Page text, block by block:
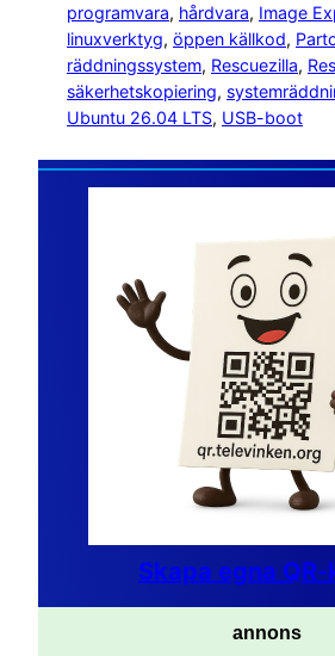
programvara, hårdvara, Image
linuxverktyg, öppen källkod,
räddningssystem, Rescuezilla,
säkerhetskopiering,
Ubuntu 26.04 LTS, USB-boot
Skapa egna
annons